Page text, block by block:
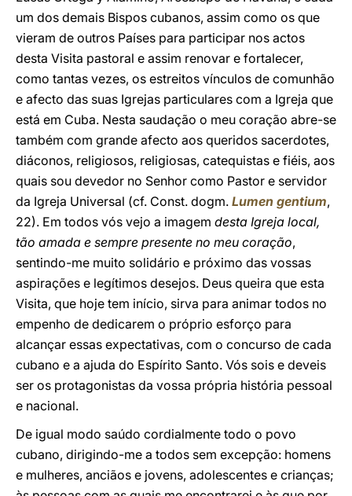
um dos demais Bispos cubanos, assim como os que
vieram de outros Países para participar nos actos
desta Visita pastoral e assim renovar e fortalecer,
como tantas vezes, os estreitos vínculos de comunhão
e afecto das suas Igrejas particulares com a Igreja que
está em Cuba. Nesta saudação o meu coração abre-se
também com grande afecto aos queridos sacerdotes,
diáconos, religiosos, religiosas, catequistas e fiéis, aos
quais sou devedor no Senhor como Pastor e servidor
da Igreja Universal (cf. Const. dogm. Lumen gentium,
22). Em todos vós vejo a imagem desta Igreja local,
tão amada e sempre presente no meu coração,
sentindo-me muito solidário e próximo das vossas
aspirações e legítimos desejos. Deus queira que esta
Visita, que hoje tem início, sirva para animar todos no
empenho de dedicarem o próprio esforço para
alcançar essas expectativas, com o concurso de cada
cubano e a ajuda do Espírito Santo. Vós sois e deveis
ser os protagonistas da vossa própria história pessoal
e nacional.
De igual modo saúdo cordialmente todo o povo
cubano, dirigindo-me a todos sem excepção: homens
e mulheres, anciãos e jovens, adolescentes e crianças;